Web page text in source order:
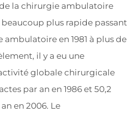
la chirurgie ambulatoire
beaucoup plus rapide passant
ambulatoire en 1981 à plus de
il y a eu une
globale chirurgicale
par an en 1986 et 50,2
en 2006. Le